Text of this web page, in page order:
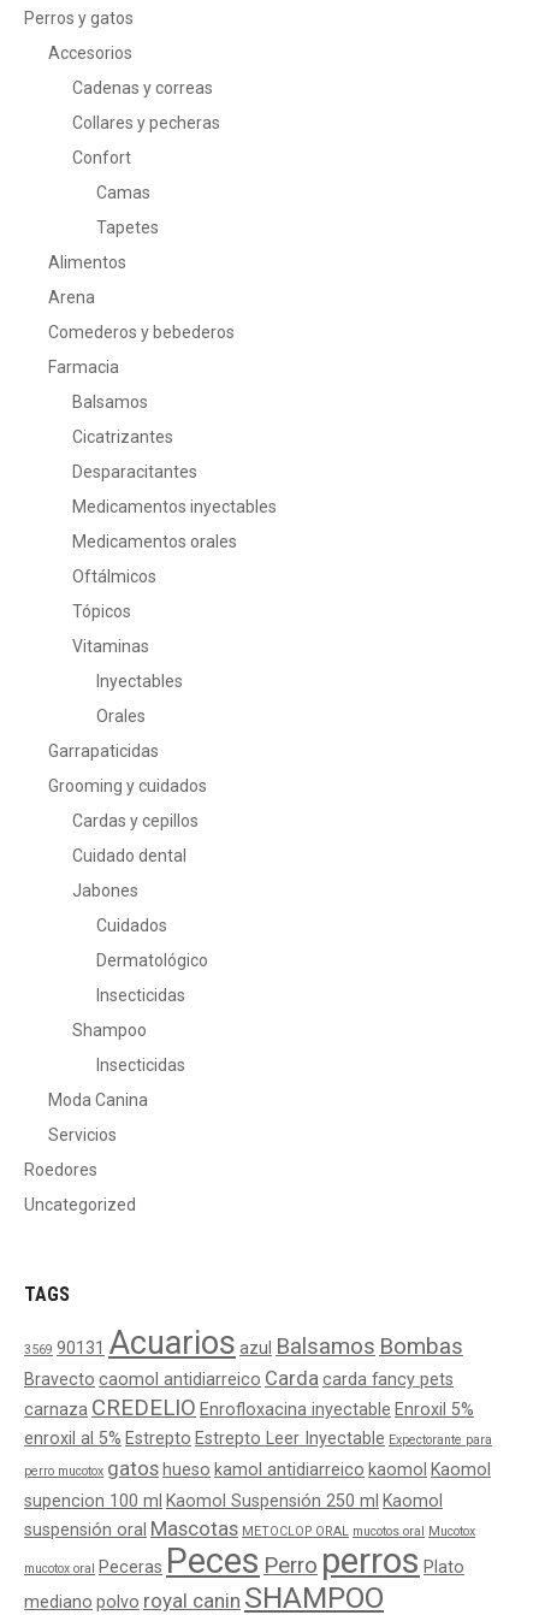
Perros y gatos
Accesorios
Cadenas y correas
Collares y pecheras
Confort
Camas
Tapetes
Alimentos
Arena
Comederos y bebederos
Farmacia
Balsamos
Cicatrizantes
Desparacitantes
Medicamentos inyectables
Medicamentos orales
Oftálmicos
Tópicos
Vitaminas
Inyectables
Orales
Garrapaticidas
Grooming y cuidados
Cardas y cepillos
Cuidado dental
Jabones
Cuidados
Dermatológico
Insecticidas
Shampoo
Insecticidas
Moda Canina
Servicios
Roedores
Uncategorized
TAGS
3569 90131 Acuarios azul Balsamos Bombas
Bravecto caomol antidiarreico Cardacarda fancy pets
carnaza CREDELIO Enrofloxacina inyectable Enroxil 5%
enroxil al 5% Estrepto Estrepto Leer Inyectable Expectorante para
perro mucotox gatos hueso kamol antidiarreico kaomol Kaomol
supencion 100 ml Kaomol Suspensión 250 ml Kaomol
suspensión oral Mascotas METOCLOP ORAL mucotos oral Mucotox
mucotox oral Peceras Peces Perro perros Plato
mediano polvo royal canin SHAMPOO